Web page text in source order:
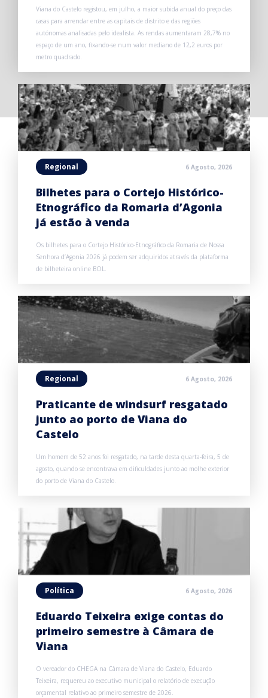
Viana do Castelo registou, em julho, a maior subida anual do preço das
casas para arrendar entre as capitais de distrito e das regiões
autónomas analisadas pelo idealista. As rendas aumentaram 28,7% no
espaço de um ano, fixando-se num valor mediano de 12,2 euros por
metro quadrado.
Regional 6 Agosto, 2026
Bilhetes para o Cortejo Histórico-
Etnográfico da Romaria d’Agonia
já estão à venda
Os bilhetes para o Cortejo Histórico-Etnográfico da Romaria de Nossa
Senhora d’Agonia 2026 já podem ser adquiridos através da plataforma
de bilheteira online BOL.
Regional 6 Agosto, 2026
Praticante de windsurf resgatado
junto ao porto de Viana do
Castelo
Um homem de 52 anos foi resgatado, na tarde desta quarta-feira, 5 de
agosto, quando se encontrava em dificuldades junto ao molhe exterior
do porto de Viana do Castelo.
Política 6 Agosto, 2026
Eduardo Teixeira exige contas do
primeiro semestre à Câmara de
Viana
O vereador do CHEGA na Câmara de Viana do Castelo, Eduardo
Teixeira, requereu ao executivo municipal o relatório de execução
orçamental relativo ao primeiro semestre de 2026.